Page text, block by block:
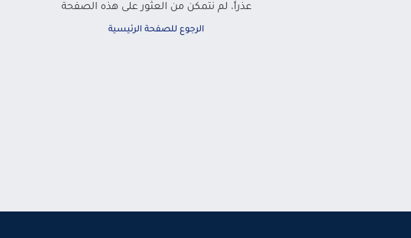
عذراً، لم نتمكن من العثور على هذه الصفحة
الرجوع للصفحة الرئيسية